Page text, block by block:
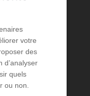
votre
des
d’analyser
quels
ou non.